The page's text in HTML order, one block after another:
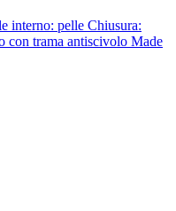
interno: pelle Chiusura:
con trama antiscivolo Made